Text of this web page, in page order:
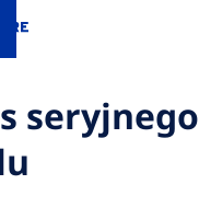
seryjnego